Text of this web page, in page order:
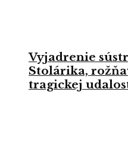
Vyjadrenie
Stolárika,
tragickej